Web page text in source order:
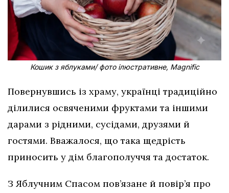
Кошик з яблуками/ фото ілюстративне, Magnific
Повернувшись із храму, українці традиційно
ділилися освяченими фруктами та іншими
дарами з рідними, сусідами, друзями й
гостями. Вважалося, що така щедрість
приносить у дім благополуччя та достаток.
З Яблучним Спасом пов’язане й повір’я про